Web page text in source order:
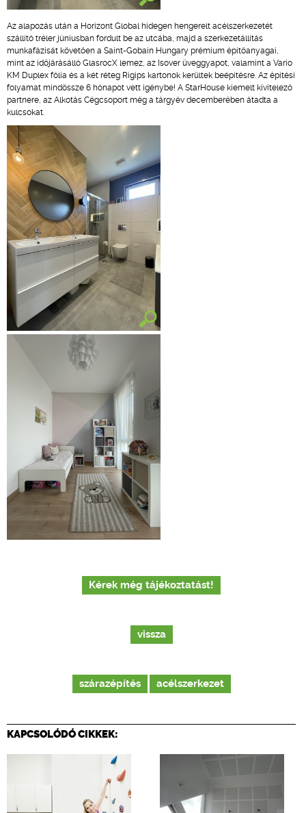
Az alapozás után a Horizont Global hidegen hengerelt acélszerkezetét
szállító tréler júniusban fordult be az utcába, majd a szerkezetállítás
munkafázisát követően a Saint-Gobain Hungary prémium építőanyagai,
mint az időjárásálló GlasrocX lemez, az Isover üveggyapot, valamint a Vario
KM Duplex fólia és a két réteg Rigips kartonok kerültek beépítésre. Az építési
folyamat mindössze 6 hónapot vett igénybe! A StarHouse kiemelt kivitelező
partnere, az Alkotás Cégcsoport még a tárgyév decemberében átadta a
kulcsokat.
Kérek még tájékoztatást!
vissza
szárazépítés acélszerkezet
KAPCSOLÓDÓ CIKKEK: